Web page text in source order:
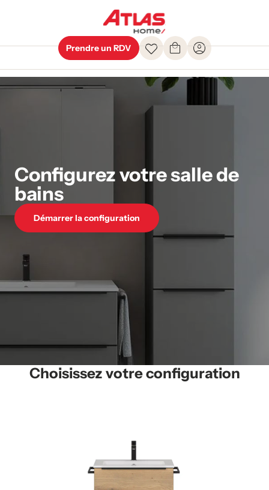
Prendre un RDV
Configurez votre salle de
bains
Démarrer la configuration
Choisissez votre configuration